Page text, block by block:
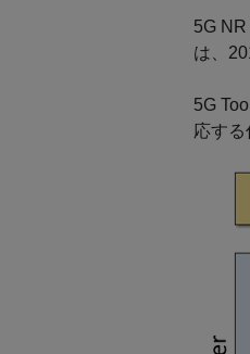
5G
は、
5G
応す